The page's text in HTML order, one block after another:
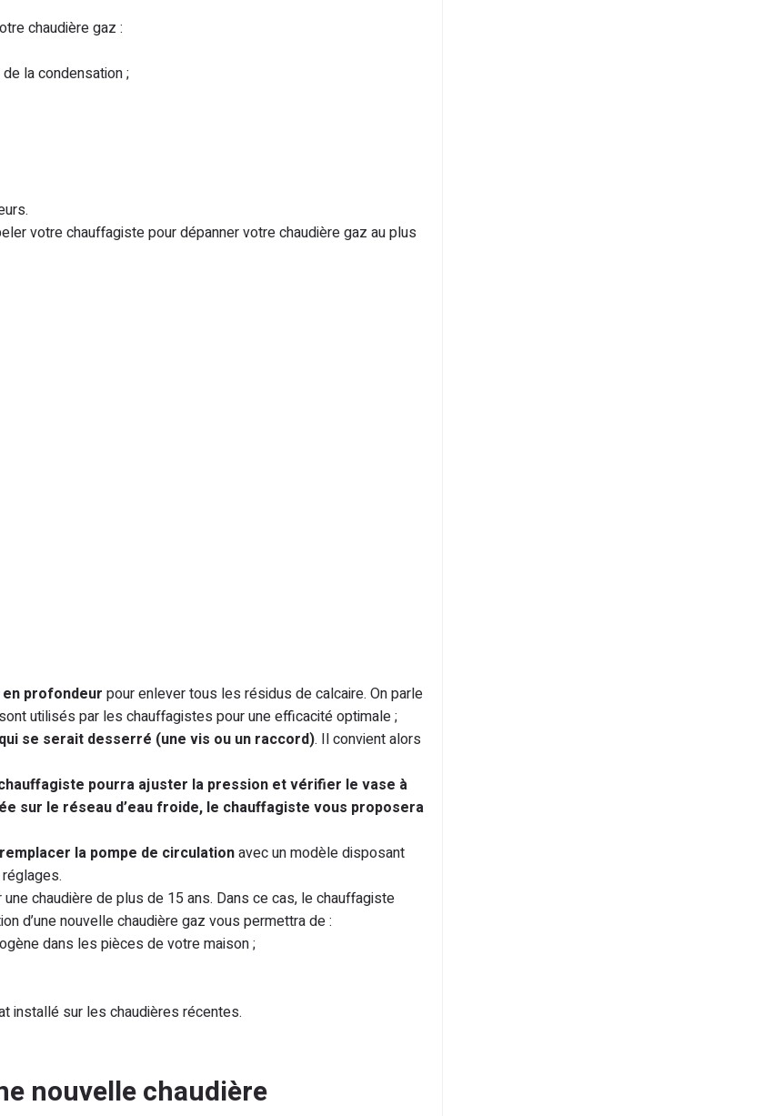
chaudière gaz :
la condensation ;
votre chauffagiste pour dépanner votre chaudière gaz au plus
profondeur pour enlever tous les résidus de calcaire. On parle
utilisés par les chauffagistes pour une efficacité optimale ;
se serait desserré (une vis ou un raccord). Il convient alors
pourra ajuster la pression et vérifier le vase à
sur le réseau d’eau froide, le chauffagiste vous proposera
la pompe de circulationavec un modèle disposant
chaudière de plus de 15 ans. Dans ce cas, le chauffagiste
d’une nouvelle chaudière gaz vous permettra de :
dans les pièces de votre maison ;
installé sur les chaudières récentes.
nouvelle chaudière